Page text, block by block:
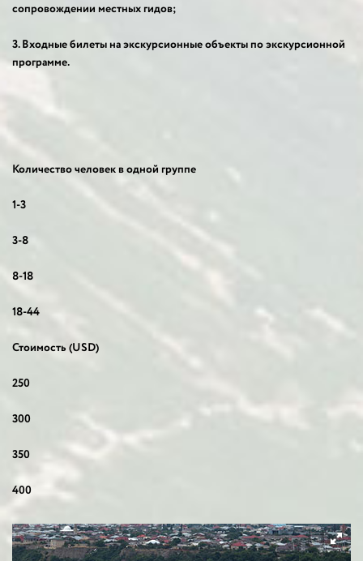
сопровождении местных гидов;
3. Входные билеты на экскурсионные объекты по экскурсионной
программе.
Количество человек в одной группе
1-3
3-8
8-18
18-44
Стоимость (USD)
250
300
350
400